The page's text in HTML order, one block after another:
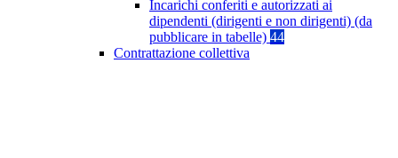
Incarichi conferiti e autorizzati ai
dipendenti (dirigenti e non dirigenti) (da
pubblicare in tabelle) 44
Contrattazione collettiva